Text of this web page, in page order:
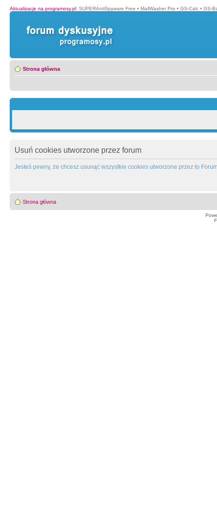
Aktualizacje na programosy.pl: SUPERAntiSpyware Free • MailWasher Pro • GS-Calc • GS-
Strona główna
Usuń cookies utworzone przez forum
Jesteś pewny, że chcesz usunąć wszystkie cookies utworzone przez to
Strona główna